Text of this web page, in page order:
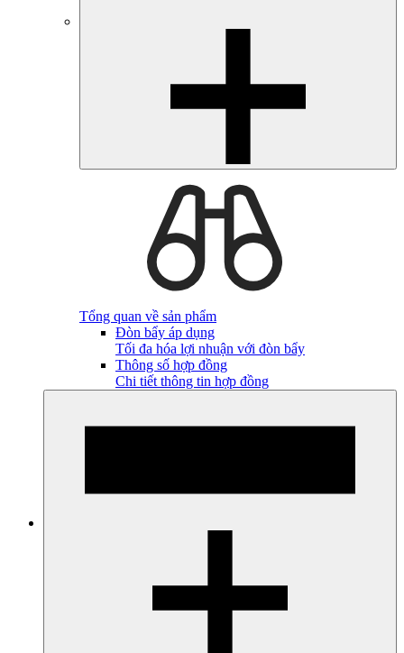
Tổng quan về sản phẩm
Đòn bẩy áp dụng
Tối đa hóa lợi nhuận với đòn bẩy
Thông số hợp đồng
Chi tiết thông tin hợp đồng